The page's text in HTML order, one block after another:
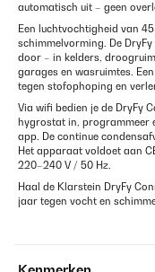
automatisch uit – geen
Een luchtvochtigheid van
schimmelvorming. De
door – in kelders,
garages en wasruimtes.
tegen stofophoping en
Via wifi bedien je de DryFy
hygrostat in, programmeer
app. De continue
Het apparaat voldoet aan
220–240 V / 50 Hz.
Haal de Klarstein DryFy
jaar tegen vocht en